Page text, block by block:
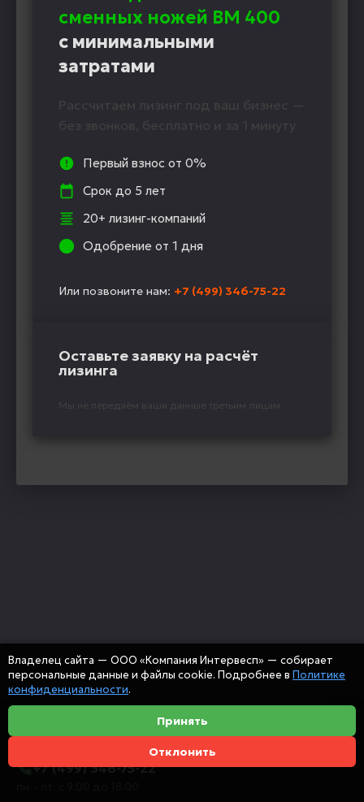
сменных ножей BM 400
с минимальными
затратами
Рассчитаем лизинг под ваш бизнес —
без звонков, бесплатно и за 1 минуту
Первый взнос от 0%
Срок до 5 лет
20+ лизинг-компаний
Одобрение от 1 дня
Или позвоните нам: +7 (499) 346-75-22
Оставьте заявку на расчёт
лизинга
Мы не передаём ваши данные третьим лицам
+7 (499) 346-75-22
Владелец сайта — ООО «Компания Интервесп» — собирает
персональные данные и файлы cookie. Подробнее в Политике
конфиденциальности.
Принять
Отклонить